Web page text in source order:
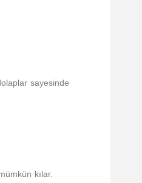
sayesinde
kılar.